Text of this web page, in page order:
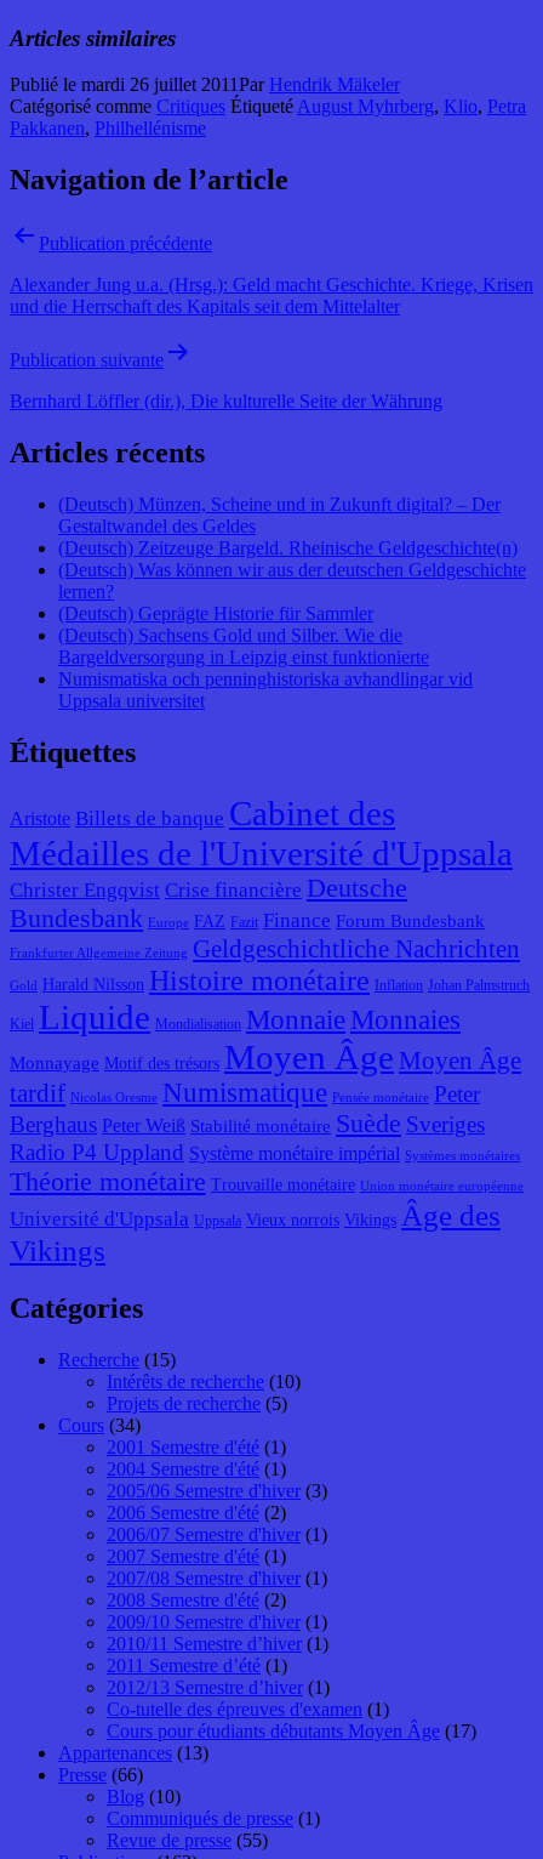
Articles similaires
Publié le mardi 26 juillet 2011Par Hendrik Mäkeler
Catégorisé comme Critiques Étiqueté August Myhrberg, Klio, Petra
Pakkanen, Philhellénisme
Navigation de l’article
Publication précédente
Alexander Jung u.a. (Hrsg.): Geld macht Geschichte. Kriege, Krisen
und die Herrschaft des Kapitals seit dem Mittelalter
Publication suivante
Bernhard Löffler (dir.), Die kulturelle Seite der Währung
Articles récents
(Deutsch) Münzen, Scheine und in Zukunft digital? – Der
Gestaltwandel des Geldes
(Deutsch) Zeitzeuge Bargeld. Rheinische Geldgeschichte(n)
(Deutsch) Was können wir aus der deutschen Geldgeschichte
lernen?
(Deutsch) Geprägte Historie für Sammler
(Deutsch) Sachsens Gold und Silber. Wie die
Bargeldversorgung in Leipzig einst funktionierte
Numismatiska och penninghistoriska avhandlingar vid
Uppsala universitet
Étiquettes
Aristote Billets de banque Cabinet des
Médailles de l'Université d'Uppsala
Christer Engqvist Crise financière Deutsche
Bundesbank
Europe FAZ Fazit Finance Forum Bundesbank
Frankfurter Allgemeine Zeitung Geldgeschichtliche Nachrichten
Gold Harald Nilsson Histoire monétaire Inflation Johan Palmstruch
Kiel Liquide Mondialisation Monnaie Monnaies
Monnayage Motif des trésors Moyen Âge Moyen Âge
tardif Nicolas Oresme Numismatique Pensée monétaire Peter
Berghaus Peter Weiß Stabilité monétaire Suède Sveriges
Radio P4 Uppland Système monétaire impérial Systèmes monétaires
Théorie monétaire Trouvaille monétaire Union monétaire européenne
Université d'Uppsala Uppsala Vieux norrois Vikings Âge des
Vikings
Catégories
Recherche (15)
Intérêts de recherche (10)
Projets de recherche (5)
Cours (34)
2001 Semestre d'été (1)
2004 Semestre d'été (1)
2005/06 Semestre d'hiver (3)
2006 Semestre d'été (2)
2006/07 Semestre d'hiver (1)
2007 Semestre d'été (1)
2007/08 Semestre d'hiver (1)
2008 Semestre d'été (2)
2009/10 Semestre d'hiver (1)
2010/11 Semestre d’hiver (1)
2011 Semestre d’été (1)
2012/13 Semestre d’hiver (1)
Co-tutelle des épreuves d'examen (1)
Cours pour étudiants débutants Moyen Âge (17)
Appartenances (13)
Presse (66)
Blog (10)
Communiqués de presse (1)
Revue de presse (55)